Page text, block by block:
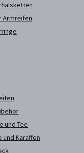
Armreifen
und Tee
und Karaffen